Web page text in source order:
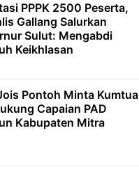
PPPK 2500 Peserta,
Gallang Salurkan
Sulut: Mengabdi
Keikhlasan
Pontoh Minta Kumtua
Capaian PAD
Kabupaten Mitra